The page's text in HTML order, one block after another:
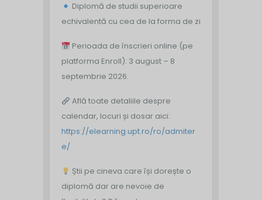
Diplomă de studii superioare
echivalentă cu cea de la forma de zi
Perioada de înscrieri online (pe
platforma Enroll): 3 august – 8
septembrie 2026.
Află toate detaliile despre
calendar, locuri și dosar aici:
https://elearning.upt.ro/ro/admiter
e/
Știi pe cineva care își dorește o
diplomă dar are nevoie de